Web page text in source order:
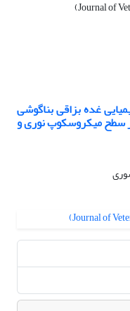
غده بزاقی بناگوشی
سطح میکروسکوپ نوری و